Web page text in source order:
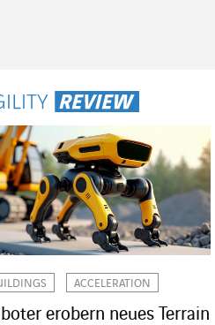
ACCELERATION
erobern neues Terrain